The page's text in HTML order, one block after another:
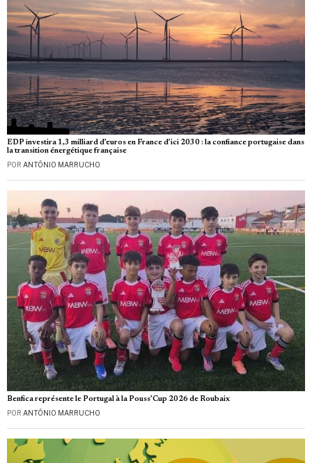
EDP investira 1,3 milliard d’euros en France d’ici 2030 : la confiance portugaise dans
la transition énergétique française
POR ANTÓNIO MARRUCHO
Benfica représente le Portugal à la Pouss’Cup 2026 de Roubaix
POR ANTÓNIO MARRUCHO